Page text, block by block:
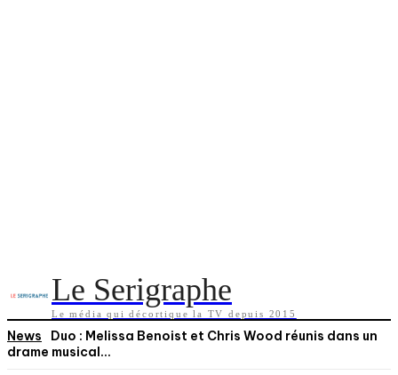
Le Serigraphe
Le média qui décortique la TV depuis 2015
News
Duo : Melissa Benoist et Chris Wood réunis dans un
drame musical...